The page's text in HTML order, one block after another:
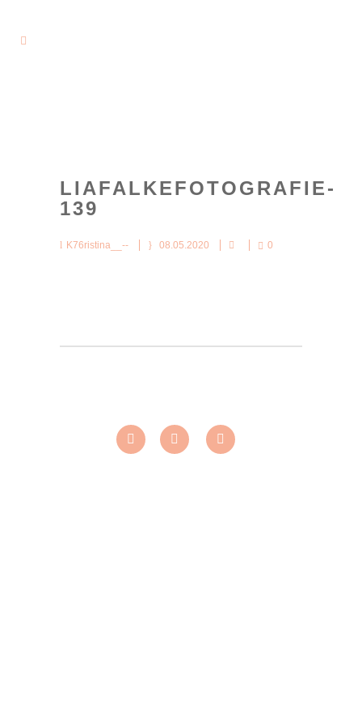
LIAFALKEFOTOGRAFIE-
139
K76ristina__-- 08.05.2020 0